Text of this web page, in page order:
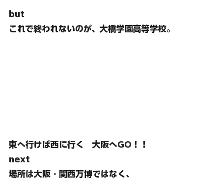
but
これで終われないのが、大橋学園高等学校。
東へ行けば西に行く　大阪へGO！！
next
場所は大阪・関西万博ではなく、